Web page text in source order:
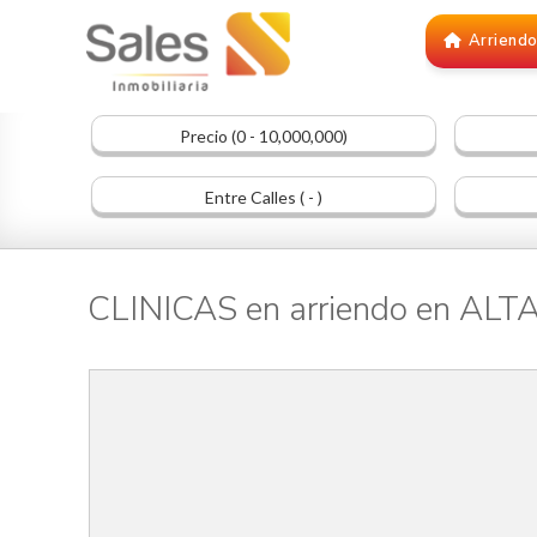
Arriendo
Precio (0 - 10,000,000)
Entre Calles ( - )
CLINICAS en arriendo en